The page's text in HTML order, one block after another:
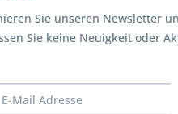
Sie unseren Newsletter
Sie keine Neuigkeit oder